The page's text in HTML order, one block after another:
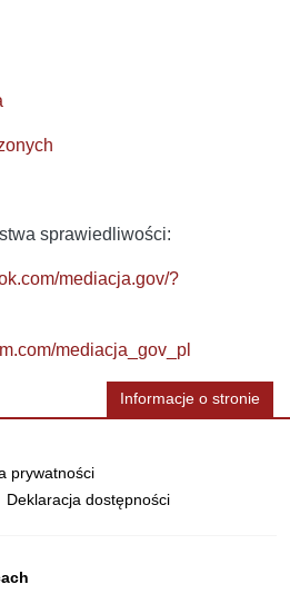
sprawiedliwości:
mediacja.gov/?
mediacja_gov_pl
Informacje o stronie
prywatności
Deklaracja dostępności